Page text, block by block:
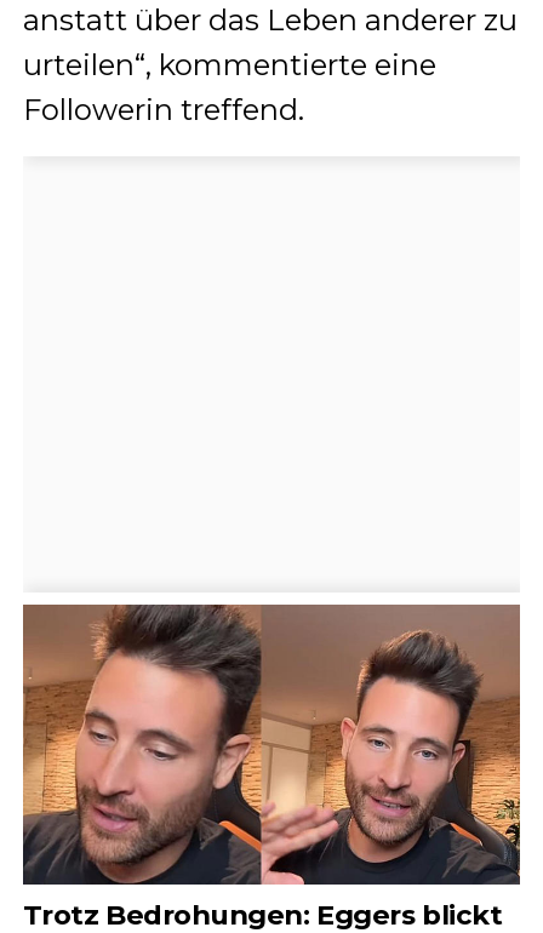
anstatt über das Leben anderer zu
urteilen“, kommentierte eine
Followerin treffend.
Trotz Bedrohungen: Eggers blickt